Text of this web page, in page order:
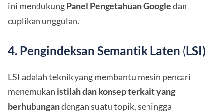
ini mendukungPanel Pengetahuan Googledan
cuplikan unggulan.
4. Pengindeksan Semantik Laten (LSI)
LSI adalah teknik yang membantu mesin pencari
menemukan istilah dan konsep terkait yang
berhubungandengan suatu topik, sehingga